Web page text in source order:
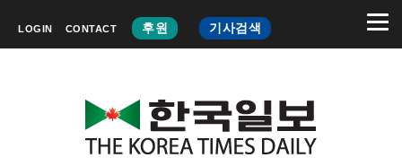
LOGIN CONTACT 후원 기사검색